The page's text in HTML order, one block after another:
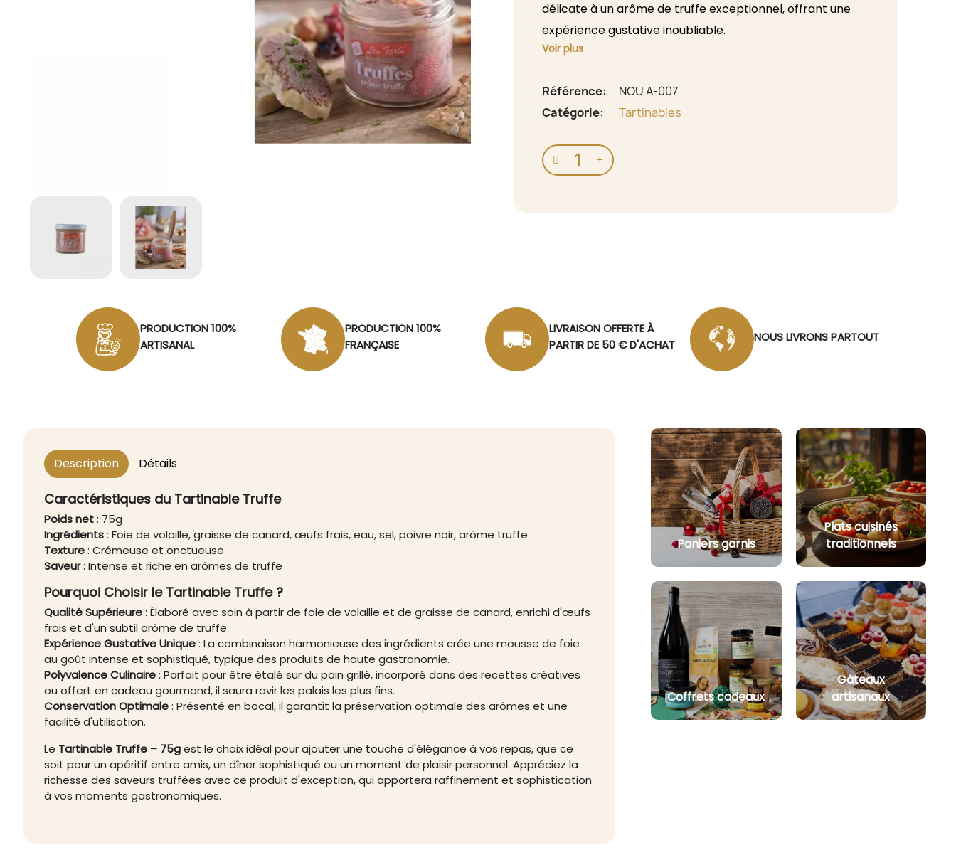
délicate à un arôme de truffe exceptionnel, offrant une
expérience gustative inoubliable.
Voir plus
Référence
NOU A-007
Catégorie
Tartinables
PRODUCTION 100%
ARTISANAL
PRODUCTION 100%
FRANÇAISE
LIVRAISON OFFERTE À
PARTIR DE 50 € D'ACHAT
NOUS LIVRONS PARTOUT
Description Détails
Caractéristiques du Tartinable Truffe
Poids net: 75g
Ingrédients: Foie de volaille, graisse de canard, œufs frais, eau, sel, poivre noir, arôme truffe
Texture: Crémeuse et onctueuse
Saveur: Intense et riche en arômes de truffe
Pourquoi Choisir le Tartinable Truffe ?
Qualité Supérieure: Élaboré avec soin à partir de foie de volaille et de graisse de canard, enrichi d'œufs
frais et d'un subtil arôme de truffe.
Expérience Gustative Unique: La combinaison harmonieuse des ingrédients crée une mousse de foie
au goût intense et sophistiqué, typique des produits de haute gastronomie.
Polyvalence Culinaire: Parfait pour être étalé sur du pain grillé, incorporé dans des recettes créatives
ou offert en cadeau gourmand, il saura ravir les palais les plus fins.
Conservation Optimale: Présenté en bocal, il garantit la préservation optimale des arômes et une
facilité d'utilisation.
Le Tartinable Truffe – 75gest le choix idéal pour ajouter une touche d'élégance à vos repas, que ce
soit pour un apéritif entre amis, un dîner sophistiqué ou un moment de plaisir personnel. Appréciez la
richesse des saveurs truffées avec ce produit d'exception, qui apportera raffinement et sophistication
à vos moments gastronomiques.
Paniers garnis
Plats cuisinés
traditionnels
Coffrets cadeaux
Gâteaux
artisanaux